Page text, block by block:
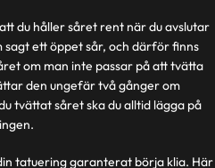
du håller såret rent när du avslutar
ett öppet sår, och därför finns
om man inte passar på att tvätta
den ungefär två gånger om
tvättat såret ska du alltid lägga på
tatuering garanterat börja klia. Här